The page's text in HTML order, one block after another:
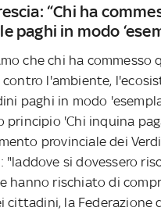
“Chi ha
paghi in modo
che chi ha commesso
l'ambiente,
paghi in modo
principio 'Chi inquina
provinciale dei
"laddove si dovessero
hanno rischiato di
cittadini, la Federazione